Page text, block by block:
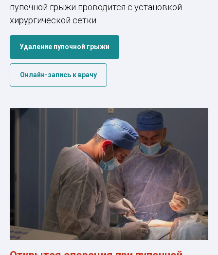
пупочной грыжи проводится с установкой
хирургической сетки.
Удаление пупочной грыжи
Онлайн-запись к врачу